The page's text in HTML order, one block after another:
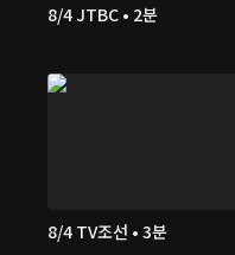
8/4 JTBC • 2분
8/4 TV조선 • 3분